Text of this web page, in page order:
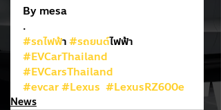
By mesa
.
#รถไฟฟ้า #รถยนต์ไฟฟ้า
#EVCarThailand
#EVCarsThailand
#evcar#Lexus #LexusRZ600e
News